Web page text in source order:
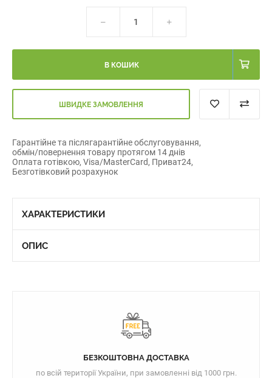
В КОШИК
ШВИДКЕ ЗАМОВЛЕННЯ
Гарантійне та післягарантійне обслуговування,
обмін/повернення товару протягом 14 днів
Оплата готівкою, Visa/MasterCard, Приват24,
Безготівковий розрахунок
ХАРАКТЕРИСТИКИ
ОПИС
БЕЗКОШТОВНА ДОСТАВКА
по всій території України, при замовленні від 1000 грн.